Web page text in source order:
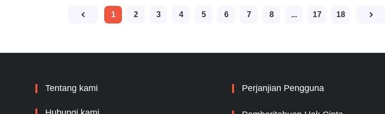
1 2 3 4 5 6 7 8 ... 17 18
Tentang kami Perjanjian Pengguna